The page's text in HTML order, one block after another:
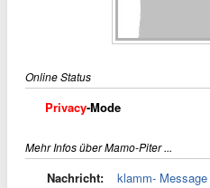
Online Status
Privacy-Mode
Mehr Infos über Mamo-Piter ...
Nachricht: klamm- Message